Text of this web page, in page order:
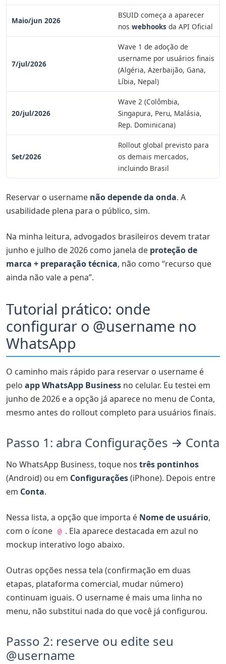
Maio/jun 2026
BSUID começa a aparecer
nos webhooks da API Oficial
7/jul/2026
Wave 1 de adoção de
username por usuários finais
(Algéria, Azerbaijão, Gana,
Líbia, Nepal)
20/jul/2026
Wave 2 (Colômbia,
Singapura, Peru, Malásia,
Rep. Dominicana)
Set/2026
Rollout global previsto para
os demais mercados,
incluindo Brasil
Reservar o username não depende da onda. A
usabilidade plena para o público, sim.
Na minha leitura, advogados brasileiros devem tratar
junho e julho de 2026 como janela de proteção de
marca + preparação técnica, não como “recurso que
ainda não vale a pena”.
Tutorial prático: onde
configurar o @username no
WhatsApp
O caminho mais rápido para reservar o username é
pelo app WhatsApp Business no celular. Eu testei em
junho de 2026 e a opção já aparece no menu de Conta,
mesmo antes do rollout completo para usuários finais.
Passo 1: abra Configurações → Conta
No WhatsApp Business, toque nos três pontinhos
(Android) ou em Configurações(iPhone). Depois entre
em Conta.
Nessa lista, a opção que importa é Nome de usuário,
com o ícone
@ . Ela aparece destacada em azul no
mockup interativo logo abaixo.
Outras opções nessa tela (confirmação em duas
etapas, plataforma comercial, mudar número)
continuam iguais. O username é mais uma linha no
menu, não substitui nada do que você já configurou.
Passo 2: reserve ou edite seu
@username